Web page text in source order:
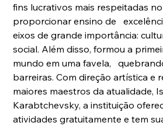
fins lucrativos mais respeitadas
proporcionar ensino de
eixos de grande importância:
social. Além disso, formou a
mundo em uma favela,
barreiras. Com direção artística e
maiores maestros da atualidade,
Karabtchevsky, a instituição
atividades gratuitamente e tem